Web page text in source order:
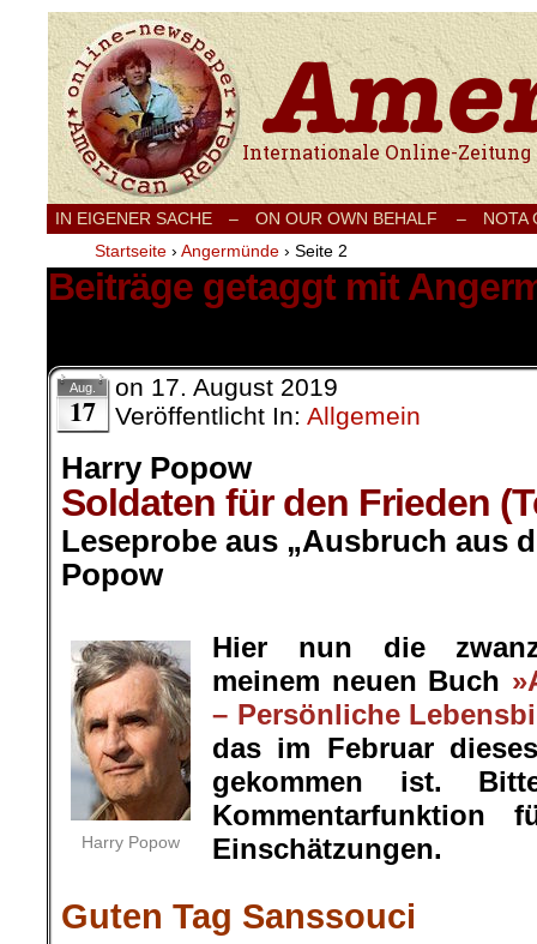
Internationale Onlinezeitung für Frieden,
IN EIGENER SACHE – ON OUR OWN BEHALF –
NOTA
Startseite › Angermünde › Seite 2
Beiträge getaggt mit
Aug.
17
on 17. August 2019
Veröffentlicht In: Allgemein
Harry Popow
Soldaten für den Frieden
Leseprobe aus „Ausbruch aus
Popow
Harry Popow
Hier nun die
meinem neuen Buch
– Persönliche
das im Februar
gekommen ist.
Einschätzungen.
Guten Tag Sanssouci